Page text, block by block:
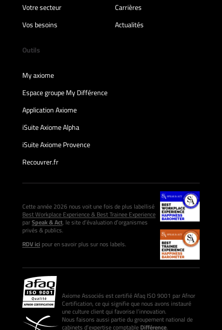
Votre secteur
Carrières
Vos besoins
Actualités
Outils
My axiome
Espace groupe My Différence
Application Axiome
iSuite Axiome Alpha
iSuite Axiome Provence
Recouvrer.fr
Cette année 2026 nous voit une fois de plus labellisé
Best Workplace Experience & Best Trainee Experience
parSpeak & Act, le site d’évaluation d’organismes
privés & publics.
RDV icipour en savoir plus sur nos labels.
Axiome Associés est certifié Afaq ISO 9001 par Afnor
Certification, ce qui signifie que nous avons instauré
une culture client qui favorise l’innovation.
Nous faisons aussi partie du groupement national de
cabinets d’expertise comptableDifférence.